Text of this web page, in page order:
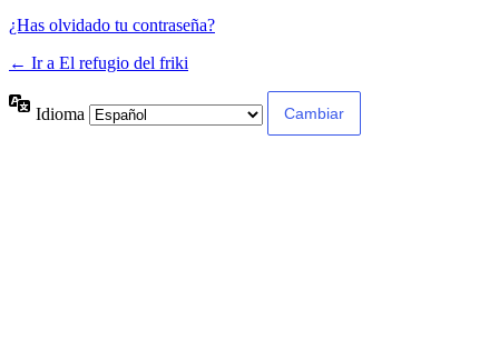
¿Has olvidado tu contraseña?
← Ir a El refugio del friki
Idioma